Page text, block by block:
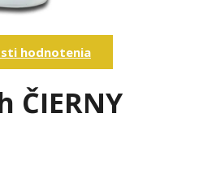
hodnotenia
ČIERNY